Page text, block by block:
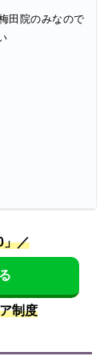
田院のみなので
」／
制度